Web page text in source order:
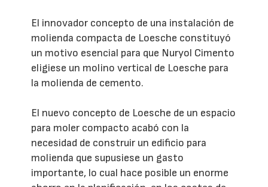
El innovador concepto de una instalación de
molienda compacta de Loesche constituyó
un motivo esencial para que Nuryol Cimento
eligiese un molino vertical de Loesche para
la molienda de cemento.
El nuevo concepto de Loesche de un espacio
para moler compacto acabó con la
necesidad de construir un edificio para
molienda que supusiese un gasto
importante, lo cual hace posible un enorme